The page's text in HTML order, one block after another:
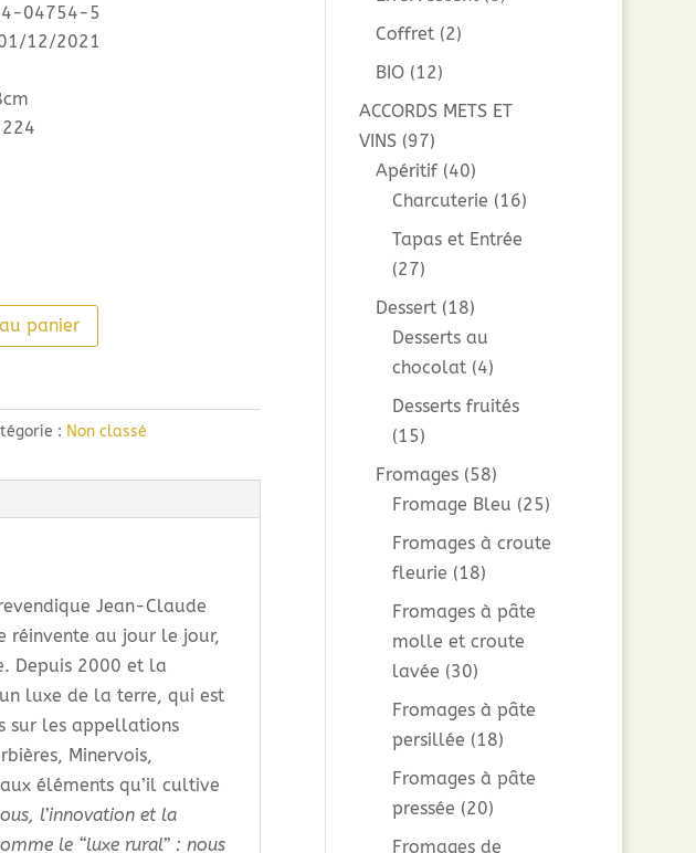
04754-5
12/2021
224
panier
: Non classé
Jean-Claude
réinvente au jour le jour,
Depuis 2000 et la
luxe de la terre, qui est
sur les appellations
Minervois,
éléments qu’il cultive
l’innovation et la
le “luxe rural” : nous
Coffret (2)
BIO (12)
ACCORDS METS ET
VINS (97)
Apéritif (40)
Charcuterie (16)
Tapas et Entrée
(27)
Dessert (18)
Desserts au
chocolat (4)
Desserts fruités
(15)
Fromages (58)
Fromage Bleu (25)
Fromages à croute
fleurie (18)
Fromages à pâte
molle et croute
lavée (30)
Fromages à pâte
persillée (18)
Fromages à pâte
pressée (20)
Fromages de